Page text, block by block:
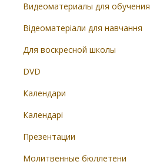
Видеоматериалы для обучения
Відеоматеріали для навчання
Для воскресной школы
DVD
Календари
Календарі
Презентации
Молитвенные бюллетени